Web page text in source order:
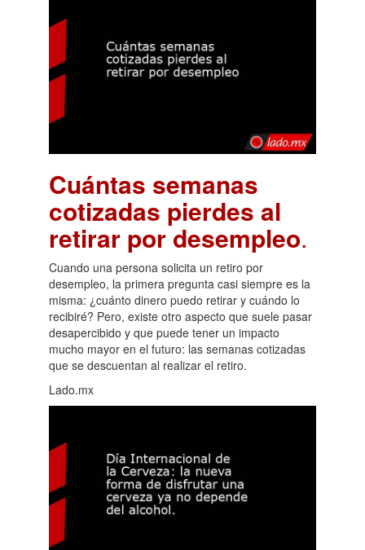
Cuántas semanas
cotizadas pierdes al
retirar por desempleo.
Cuando una persona solicita un retiro por
desempleo, la primera pregunta casi siempre es la
misma: ¿cuánto dinero puedo retirar y cuándo lo
recibiré? Pero, existe otro aspecto que suele pasar
desapercibido y que puede tener un impacto
mucho mayor en el futuro: las semanas cotizadas
que se descuentan al realizar el retiro.
Lado.mx